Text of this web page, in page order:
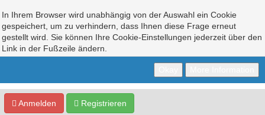
In Ihrem Browser wird unabhängig von der Auswahl ein Cookie
gespeichert, um zu verhindern, dass Ihnen diese Frage erneut
gestellt wird. Sie können Ihre Cookie-Einstellungen jederzeit über den
Link in der Fußzeile ändern.
Anmelden Registrieren